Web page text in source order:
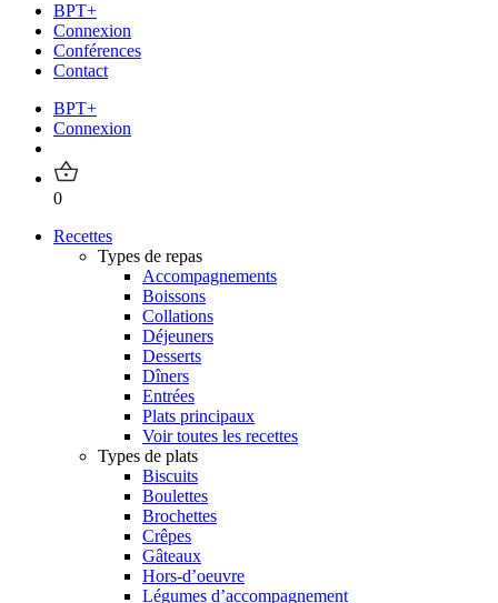
BPT+
Connexion
Conférences
Contact
BPT+
Connexion
0
Recettes
Types de repas
Accompagnements
Boissons
Collations
Déjeuners
Desserts
Dîners
Entrées
Plats principaux
Voir toutes les recettes
Types de plats
Biscuits
Boulettes
Brochettes
Crêpes
Gâteaux
Hors-d’oeuvre
Légumes d’accompagnement